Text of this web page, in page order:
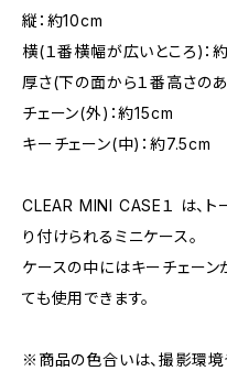
縦：約10cm
横(１番横幅が広いところ)：
厚さ(下の面から１番高さの
チェーン(外)：約15cm
キーチェーン(中)：約7.5cm
CLEAR MINI CASE１ は、ト
り付けられるミニケース。
ケースの中にはキーチェーン
ても使用できます。
※商品の色合いは、撮影環境